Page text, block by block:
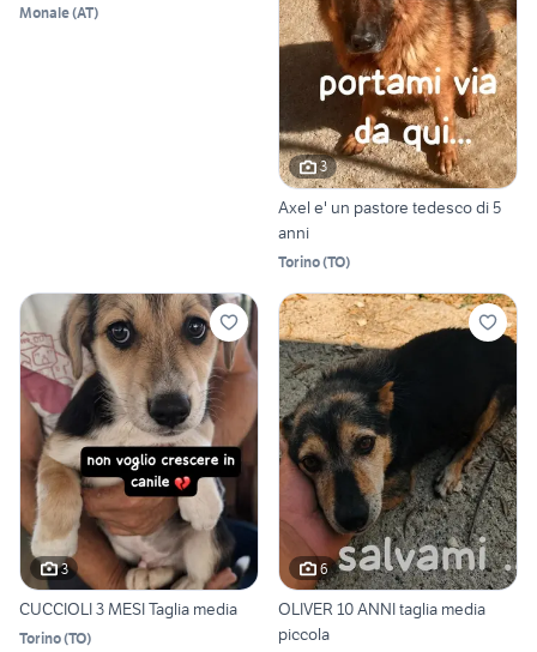
Monale(AT)
3
Axel e' un pastore tedesco di 5
anni
Torino(TO)
3
CUCCIOLI 3 MESI Taglia media
Torino(TO)
6
OLIVER 10 ANNI taglia media
piccola